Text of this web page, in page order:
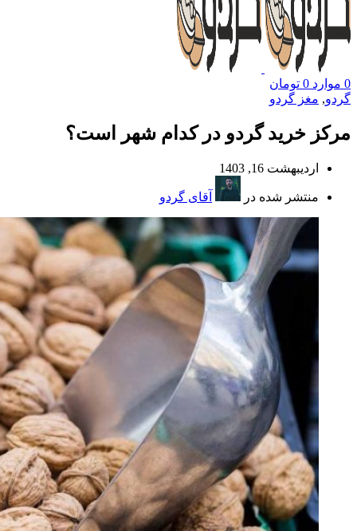
0 موارد 0 تومان
گردو, مغز گردو
مرکز خرید گردو در کدام شهر است؟
اردیبهشت 16, 1403
منتشر شده در آقای گردو